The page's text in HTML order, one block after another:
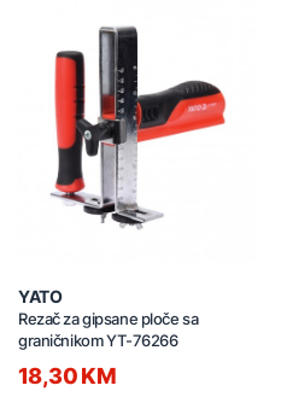
YATO
Rezač za gipsane ploče sa
graničnikom YT-76266
18,30 KM